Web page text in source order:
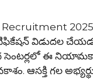
Recruitment
విడుదల
సెంటర్లలో ఈ
ఆసక్తి గల